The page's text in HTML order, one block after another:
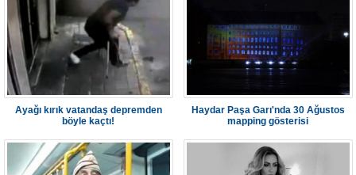
Ayağı kırık vatandaş depremden
böyle kaçtı!
Haydar Paşa Garı'nda 30 Ağustos
mapping gösterisi